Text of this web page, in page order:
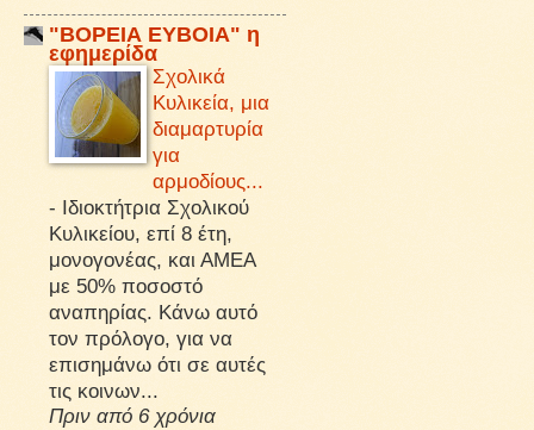
"ΒΟΡΕΙΑ ΕΥΒΟΙΑ" η
εφημερίδα
Σχολικά
Κυλικεία, μια
διαμαρτυρία
για
αρμοδίους...
- Ιδιοκτήτρια Σχολικού
Κυλικείου, επί 8 έτη,
μονογονέας, και ΑΜΕΑ
με 50% ποσοστό
αναπηρίας. Κάνω αυτό
τον πρόλογο, για να
επισημάνω ότι σε αυτές
τις κοινων...
Πριν από 6 χρόνια